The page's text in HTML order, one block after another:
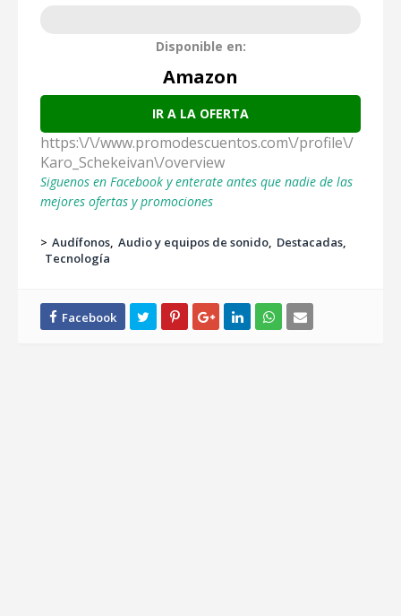
Disponible en:
Amazon
IR A LA OFERTA
https:\/\/www.promodescuentos.com\/profile\/
Karo_Schekeivan\/overview
Siguenos en Facebook y enterate antes que nadie de las
mejores ofertas y promociones
> Audífonos Audio y equipos de sonido Destacadas
Tecnología